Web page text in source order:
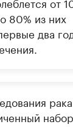
80% из них
два